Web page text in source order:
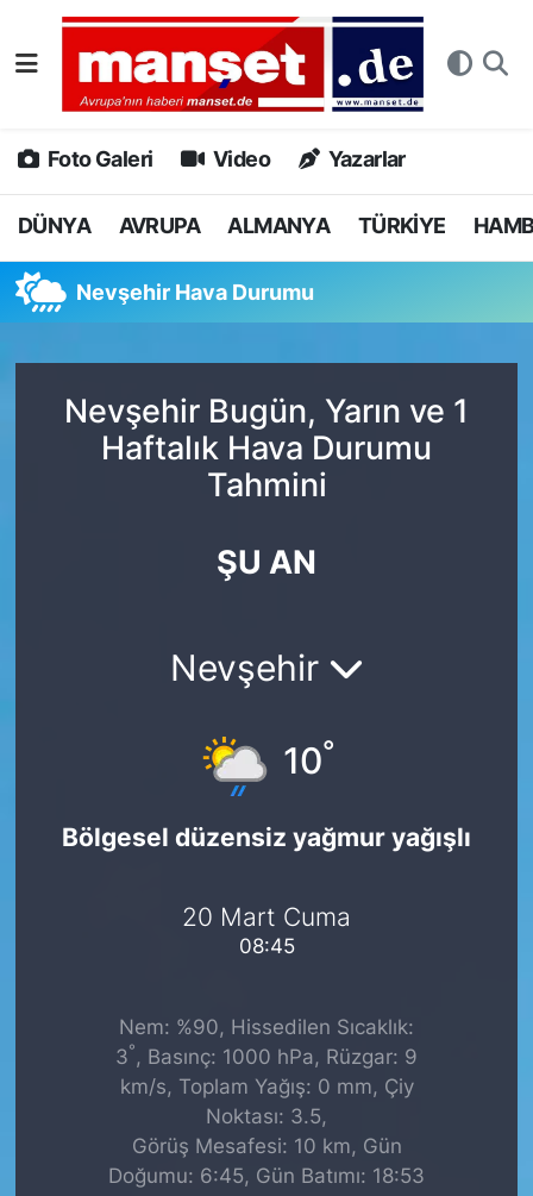
Foto Galeri Video Yazarlar
DÜNYA AVRUPA ALMANYA TÜRKİYE
Nevşehir Hava Durumu
Nevşehir Bugün, Yarın ve 1
Haftalık Hava Durumu
Tahmini
ŞU AN
Nevşehir
10°
Bölgesel düzensiz yağmur yağışlı
20 Mart Cuma
08:45
Nem: %90, Hissedilen Sıcaklık:
3° , Basınç: 1000 hPa, Rüzgar: 9
km/s, Toplam Yağış: 0 mm, Çiy
Noktası: 3.5,
Görüş Mesafesi: 10 km, Gün
Doğumu: 6:45, Gün Batımı: 18:53
DÜNYA
AVRUPA
ALMANYA
SPOR
DEUTSCH
Nöbetçi Eczaneler
Hava Durumu
Namaz Vakitleri
Tüm Manşetler
Son Dakika Haberleri